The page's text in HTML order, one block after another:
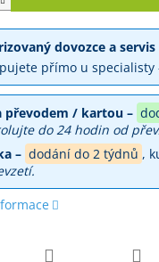
dovozce a servis
přímo u
převodem / kartou –
do 24 hodin od
– dodání do 2 týdnů ,